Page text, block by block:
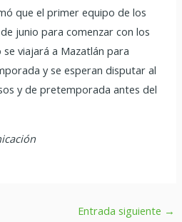
que el primer equipo de los
junio para comenzar con los
viajará a Mazatlán para
y se esperan disputar al
y de pretemporada antes del
Entrada siguiente →